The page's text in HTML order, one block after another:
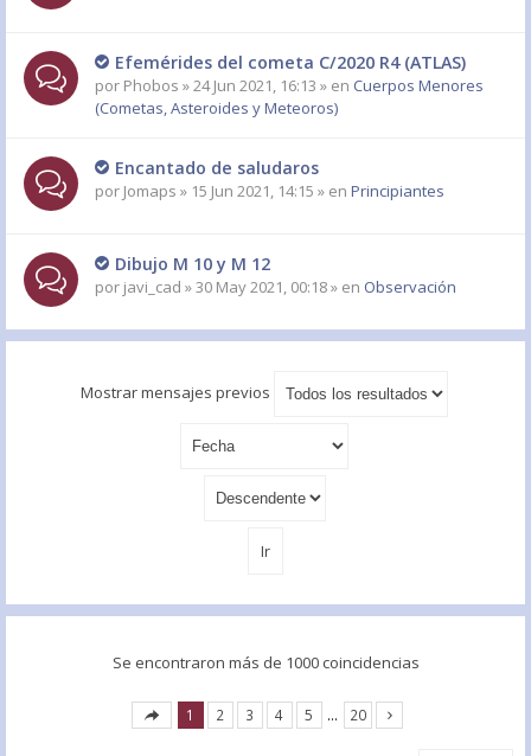
Efemérides del cometa C/2020 R4 (ATLAS)
por Phobos » 24 Jun 2021, 16:13 » en Cuerpos Menores
(Cometas, Asteroides y Meteoros)
Encantado de saludaros
por Jomaps » 15 Jun 2021, 14:15 » en Principiantes
Dibujo M 10 y M 12
por javi_cad » 30 May 2021, 00:18 » en Observación
Mostrar mensajes previos
Se encontraron más de 1000 coincidencias
1 2 3 4 5 … 20